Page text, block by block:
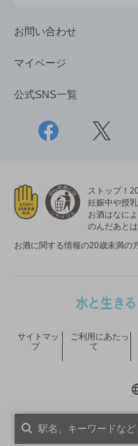
お問い合わせ
マイページ
公式SNS一覧
ストップ！
妊娠中や授
お酒はなに
のんだあと
お酒に関する情報の20歳未満の
COPYRIGHT ©
サイトマッ
プ
ご利用にあたっ
て